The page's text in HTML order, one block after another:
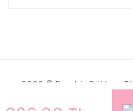
2026 © Pembiş Dükkan.